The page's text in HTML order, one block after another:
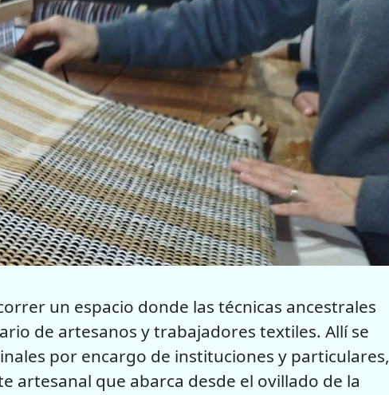
un espacio donde las técnicas ancestrales
de artesanos y trabajadores textiles. Allí se
por encargo de instituciones y particulares,
artesanal que abarca desde el ovillado de la